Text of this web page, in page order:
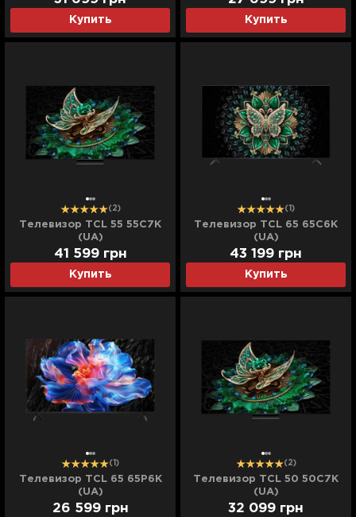
Купить Купить
(2)
Телевизор TCL 55 55C7K
(UA)
Купить
41 599 грн
(1)
Телевизор TCL 65 65C6K
(UA)
Купить
43 199 грн
(1)
Телевизор TCL 65 65P6K
(UA)
26 599 грн
(2)
Телевизор TCL 50 50C7K
(UA)
32 099 грн